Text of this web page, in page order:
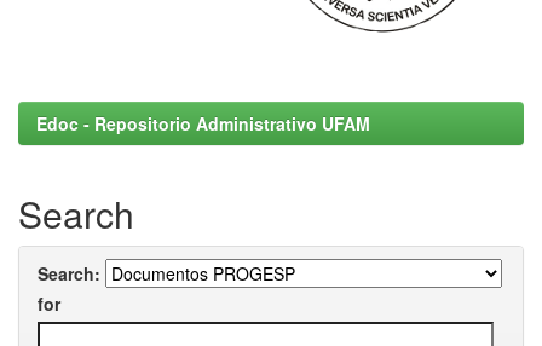
Edoc - Repositorio Administrativo UFAM
Search
Search:
for